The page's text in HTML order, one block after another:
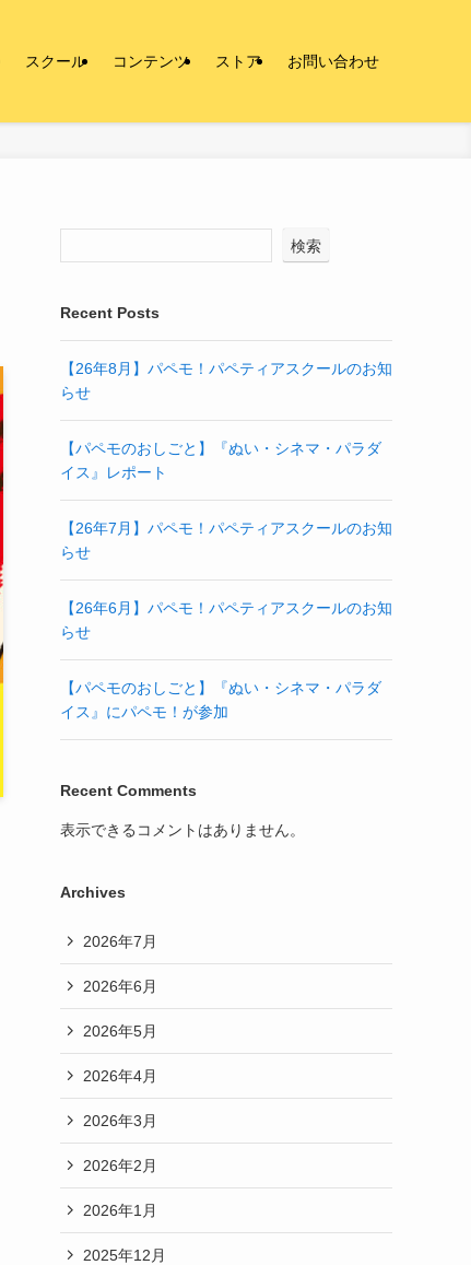
スクール コンテンツ ストア お問い合わせ
検索
Recent Posts
【26年8月】パペモ！パペティアスクールのお知
らせ
【パペモのおしごと】『ぬい・シネマ・パラダ
イス』レポート
【26年7月】パペモ！パペティアスクールのお知
らせ
【26年6月】パペモ！パペティアスクールのお知
らせ
【パペモのおしごと】『ぬい・シネマ・パラダ
イス』にパペモ！が参加
Recent Comments
表示できるコメントはありません。
Archives
2026年7月
2026年6月
2026年5月
2026年4月
2026年3月
2026年2月
2026年1月
2025年12月